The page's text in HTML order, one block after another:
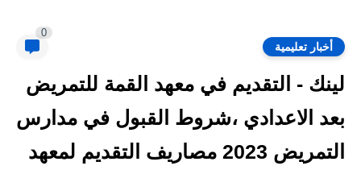
أخبار تعليمية
0
لينك - التقديم في معهد القمة للتمريض
بعد الاعدادي ،شروط القبول في مدارس
التمريض 2023 مصاريف التقديم لمعهد